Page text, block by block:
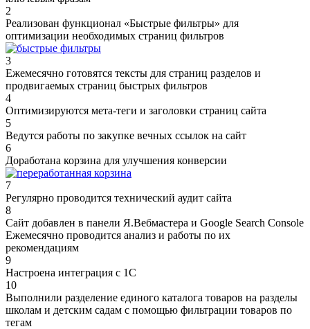
2
Реализован функционал «Быстрые фильтры» для
оптимизации необходимых страниц фильтров
3
Ежемесячно готовятся тексты для страниц разделов и
продвигаемых страниц быстрых фильтров
4
Оптимизируются мета-теги и заголовки страниц сайта
5
Ведутся работы по закупке вечных ссылок на сайт
6
Доработана корзина для улучшения конверсии
7
Регулярно проводится технический аудит сайта
8
Сайт добавлен в панели Я.Вебмастера и Google Search Console
Ежемесячно проводится анализ и работы по их
рекомендациям
9
Настроена интеграция с 1С
10
Выполнили разделение единого каталога товаров на разделы
школам и детским садам с помощью фильтрации товаров по
тегам